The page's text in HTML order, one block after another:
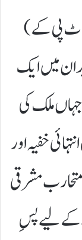
پی کے)
میں ایک
جہاں ملک کی
خفیہ اور
مشرقی
کے لیے پسِ